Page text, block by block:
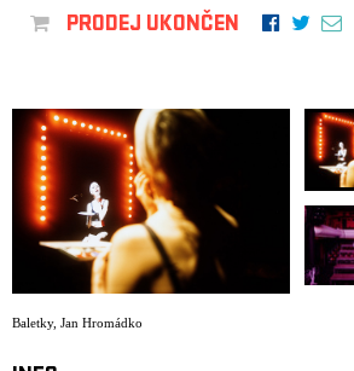
PRODEJ UKONČEN
Baletky, Jan Hromádko